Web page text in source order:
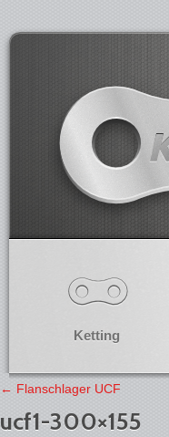
Ketting
← Flanschlager UCF
ucf1-300×155